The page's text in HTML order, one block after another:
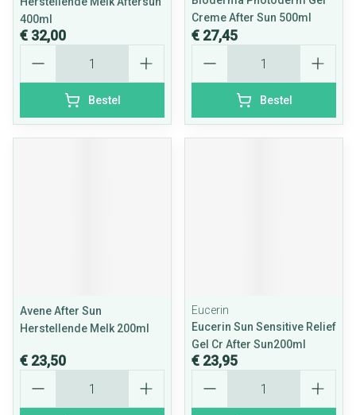
400ml
€ 32,00
Bestel
Creme After Sun 500ml
€ 27,45
Bestel
Avene After Sun
Herstellende Melk 200ml
€ 23,50
Eucerin
Eucerin Sun Sensitive Relief
Gel Cr After Sun200ml
€ 23,95